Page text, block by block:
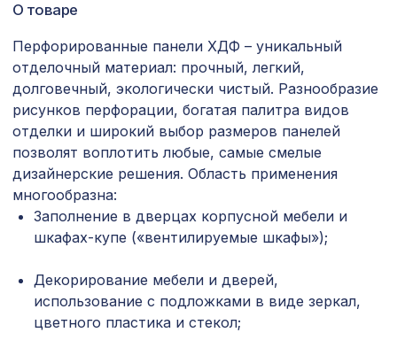
Перфорированная панель ДАМАСКО,
1030х695мм, ХДФ, дуб серый
1141 ₽
Перфорированная панель КВАДРО 11-
45, 1030х695мм, ХДФ, без отделки
545 ₽
для балки 90х60мм орех медовый,
Перфорированная панель ДЕДАЛО,
2070х930мм, ХДФ, бук
2657 ₽
Консоль для балки 200х130мм,
махагон
О товаре
Перфорированные панели ХДФ – уникальный
отделочный материал: прочный, легкий,
долговечный, экологически чистый. Разнообразие
рисунков перфорации, богатая палитра видов
отделки и широкий выбор размеров панелей
позволят воплотить любые, самые смелые
дизайнерские решения. Область применения
многообразна:
Заполнение в дверцах корпусной мебели и
шкафах-купе («вентилируемые шкафы»);
Декорирование мебели и дверей,
использование с подложками в виде зеркал,
цветного пластика и стекол;